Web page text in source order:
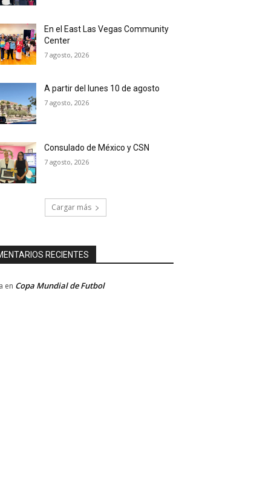
En el East Las Vegas Community
Center
7 agosto, 2026
A partir del lunes 10 de agosto
7 agosto, 2026
Consulado de México y CSN
7 agosto, 2026
Cargar más
RECIENTES
en Copa Mundial de Futbol